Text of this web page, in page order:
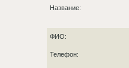
Название:
ФИО:
Телефон: